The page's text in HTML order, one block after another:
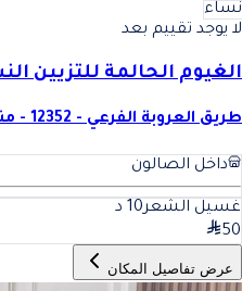
نساء
لا يوجد تقييم بعد
الغيوم الحالمة للتزيين
طريق العروبة الفرعي - 12352 - منطقة الرياض - Saudi Arabia
داخل الصالون
غسيل الشعر10 د
50
عرض تفاصيل المكان